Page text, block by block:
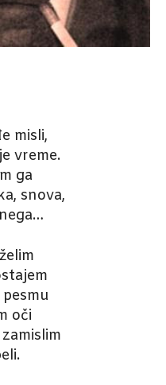
misli,
vreme.
ga
snova,
oči